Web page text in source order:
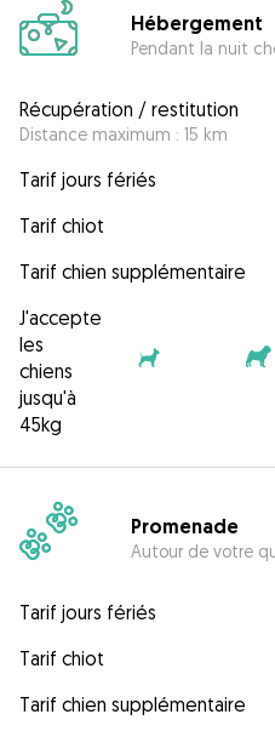
Hébergement
Pendant la nuit
Récupération / restitution
Distance maximum : 15 km
Tarif jours fériés
Tarif chiot
Tarif chien supplémentaire
J'accepte
les
chiens
jusqu'à
45kg
Promenade
Autour de votre
Tarif jours fériés
Tarif chiot
Tarif chien supplémentaire